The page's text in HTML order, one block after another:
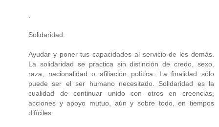
Solidaridad:
Ayudar y poner tus capacidades al servicio de los demás.
La solidaridad se practica sin distinción de credo, sexo,
raza, nacionalidad o afiliación política. La finalidad sólo
puede ser el ser humano necesitado. Solidaridad es la
cualidad de continuar unido con otros en creencias,
acciones y apoyo mutuo, aún y sobre todo, en tiempos
difíciles.